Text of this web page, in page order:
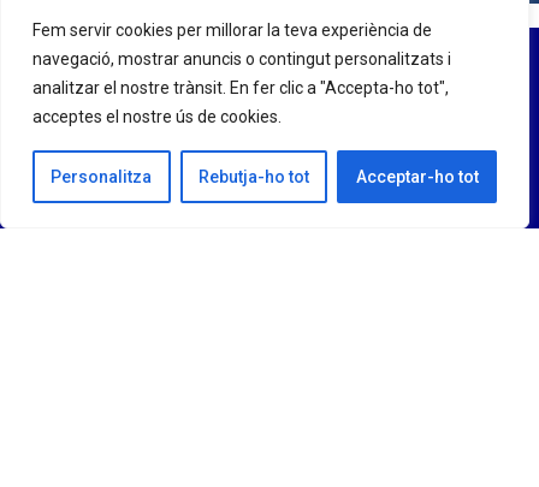
Fem servir cookies per millorar la teva experiència de
navegació, mostrar anuncis o contingut personalitzats i
analitzar el nostre trànsit. En fer clic a "Accepta-ho tot",
acceptes el nostre ús de cookies.
Personalitza Rebutja-ho tot Acceptar-ho tot